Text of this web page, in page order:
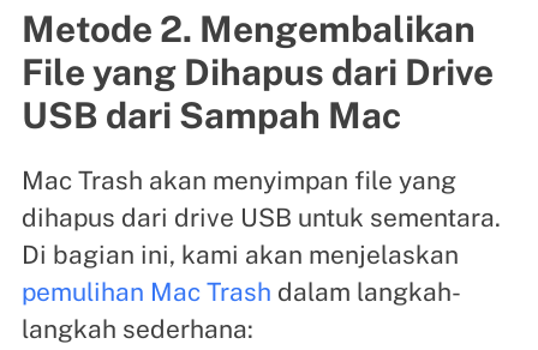
Metode 2. Mengembalikan
File yang Dihapus dari Drive
USB dari Sampah Mac
Mac Trash akan menyimpan file yang
dihapus dari drive USB untuk sementara.
Di bagian ini, kami akan menjelaskan
pemulihan Mac Trash dalam langkah-
langkah sederhana: